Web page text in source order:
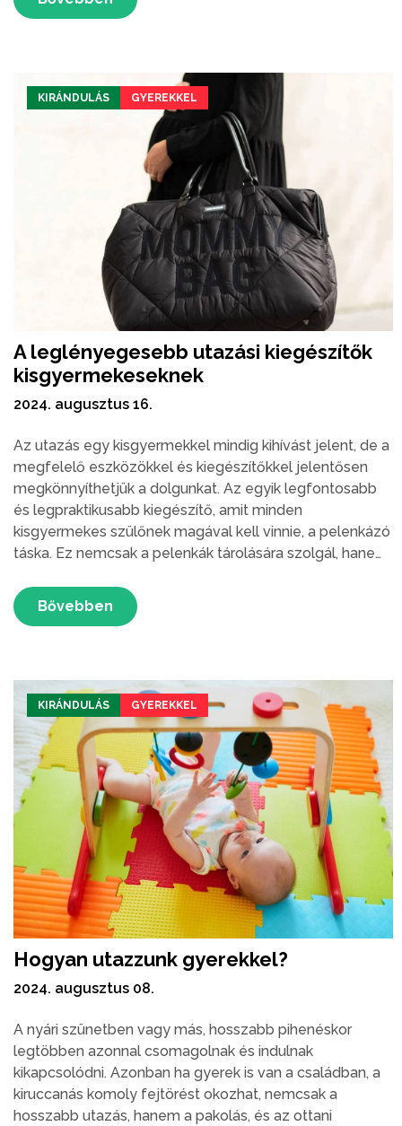
KIRÁNDULÁS GYEREKKEL
A leglényegesebb utazási kiegészítők
kisgyermekeseknek
2024. augusztus 16.
Az utazás egy kisgyermekkel mindig kihívást jelent, de a
megfelelő eszközökkel és kiegészítőkkel jelentősen
megkönnyíthetjük a dolgunkat. Az egyik legfontosabb
és legpraktikusabb kiegészítő, amit minden
kisgyermekes szülőnek magával kell vinnie, a pelenkázó
táska. Ez nemcsak a pelenkák tárolására szolgál, hanem
útközben szükség lehet.
Bővebben
KIRÁNDULÁS GYEREKKEL
Hogyan utazzunk gyerekkel?
2024. augusztus 08.
A nyári szünetben vagy más, hosszabb pihenéskor
legtöbben azonnal csomagolnak és indulnak
kikapcsolódni. Azonban ha gyerek is van a családban, a
kiruccanás komoly fejtörést okozhat, nemcsak a
hosszabb utazás, hanem a pakolás, és az ottani